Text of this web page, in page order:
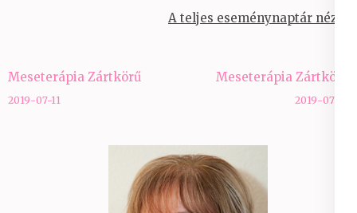
A teljes eseménynaptár nézet
Bejegyzés
navigáció
Meseterápia Zártkörű
2019-07-11
Meseterápia Zártkörű
2019-07-18